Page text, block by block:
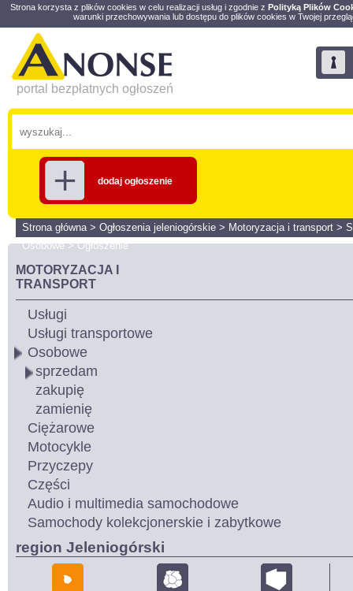
Strona korzysta z plików cookies w celu realizacji usług i zgodnie z Polityką Plików
warunki przechowywania lub dostępu do plików cookies w Twojej
portal bezpłatnych ogłoszeń
dodaj ogłoszenie
Strona główna> Ogłoszenia jeleniogórskie > Motoryzacja i transport >
Osobowe>Ogłoszenie
MOTORYZACJA I
TRANSPORT
Usługi
Usługi transportowe
Osobowe
sprzedam
zakupię
zamienię
Ciężarowe
Motocykle
Przyczepy
Części
Audio i multimedia samochodowe
Samochody kolekcjonerskie i zabytkowe
region Jeleniogórski